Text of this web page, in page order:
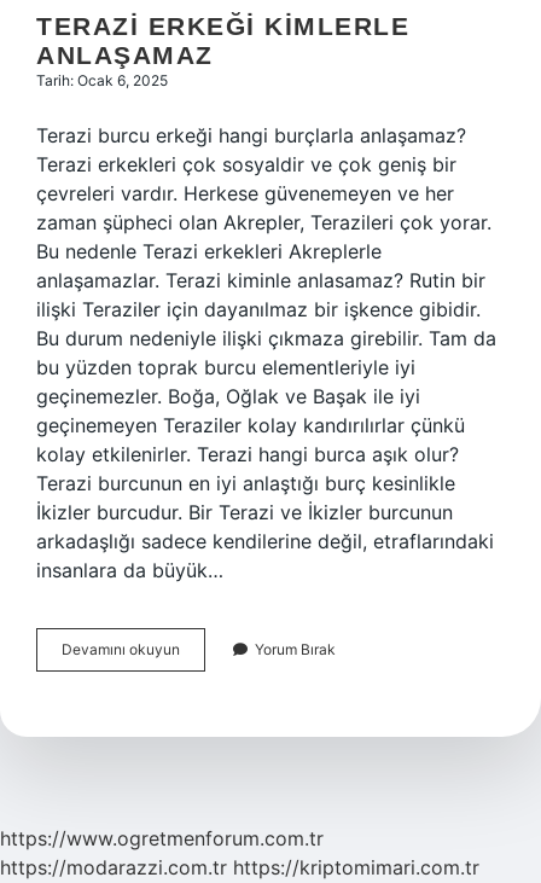
TERAZI ERKEĞI KIMLERLE
ANLAŞAMAZ
Tarih: Ocak 6, 2025
Terazi burcu erkeği hangi burçlarla anlaşamaz?
Terazi erkekleri çok sosyaldir ve çok geniş bir
çevreleri vardır. Herkese güvenemeyen ve her
zaman şüpheci olan Akrepler, Terazileri çok yorar.
Bu nedenle Terazi erkekleri Akreplerle
anlaşamazlar. Terazi kiminle anlasamaz? Rutin bir
ilişki Teraziler için dayanılmaz bir işkence gibidir.
Bu durum nedeniyle ilişki çıkmaza girebilir. Tam da
bu yüzden toprak burcu elementleriyle iyi
geçinemezler. Boğa, Oğlak ve Başak ile iyi
geçinemeyen Teraziler kolay kandırılırlar çünkü
kolay etkilenirler. Terazi hangi burca aşık olur?
Terazi burcunun en iyi anlaştığı burç kesinlikle
İkizler burcudur. Bir Terazi ve İkizler burcunun
arkadaşlığı sadece kendilerine değil, etraflarındaki
insanlara da büyük…
Devamını okuyun
Erkeği
Yorum Bırak
https://www.ogretmenforum.com.tr
https://modarazzi.com.tr https://kriptomimari.com.tr